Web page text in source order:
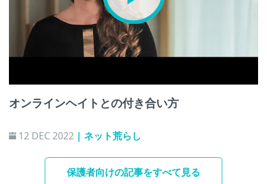
オンラインヘイトとの付き合い方
12 DEC 2022 | ネット荒らし
保護者向けの記事をすべて見る